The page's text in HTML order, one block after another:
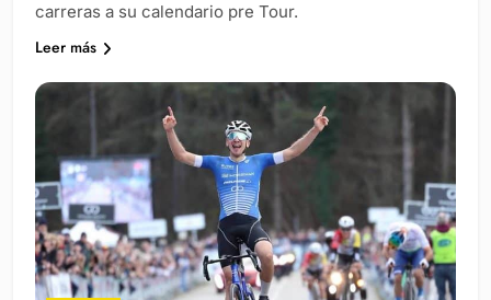
carreras a su calendario pre Tour.
Leer más